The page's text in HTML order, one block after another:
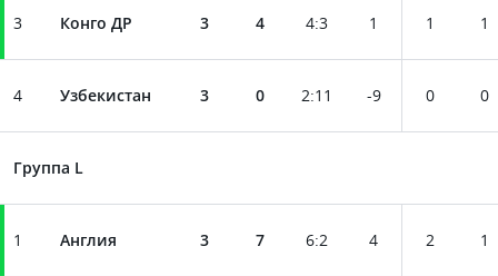
3 Конго ДР 3 4 4:3 1 1 1
4 Узбекистан 3 0 2:11 -9 0 0
Группа L
1 Англия 3 7 6:2 4 2 1